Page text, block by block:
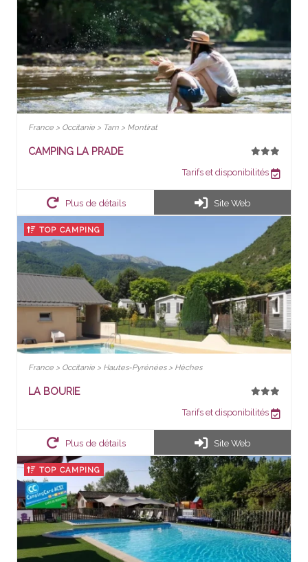
France > Occitanie > Tarn > Montirat
CAMPING LA PRADE
Tarifs et disponibilités
Plus de détails Site Web
TOP CAMPING
France > Occitanie > Hautes-Pyrénées > Hèches
LA BOURIE
Tarifs et disponibilités
Plus de détails Site Web
TOP CAMPING